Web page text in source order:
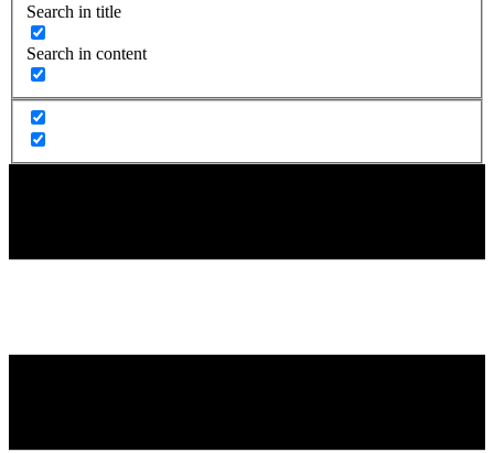
Search in title
Search in content